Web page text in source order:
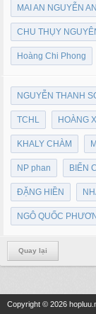
MAI AN NGUYỄN
CHU THỤY
Hoàng Chi Phong
NGUYỄN THANH
TCHL HOÀNG
KHALY CHÀM
NP phan BIỂN
ĐẶNG HIỀN
NGÔ QUỐC
Quay lại
Copyright © 2026